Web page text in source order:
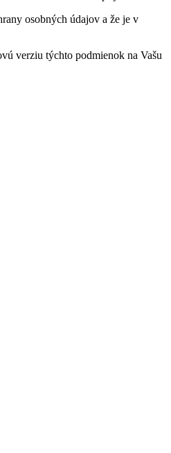
osobných údajov a že je v
verziu týchto podmienok na Vašu